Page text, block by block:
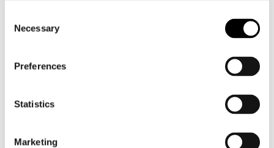
Selection
Necessary
Preferences
Statistics
Marketing
Motorhelm heren
Motorhandschoenen heren
Motorschoenen heren